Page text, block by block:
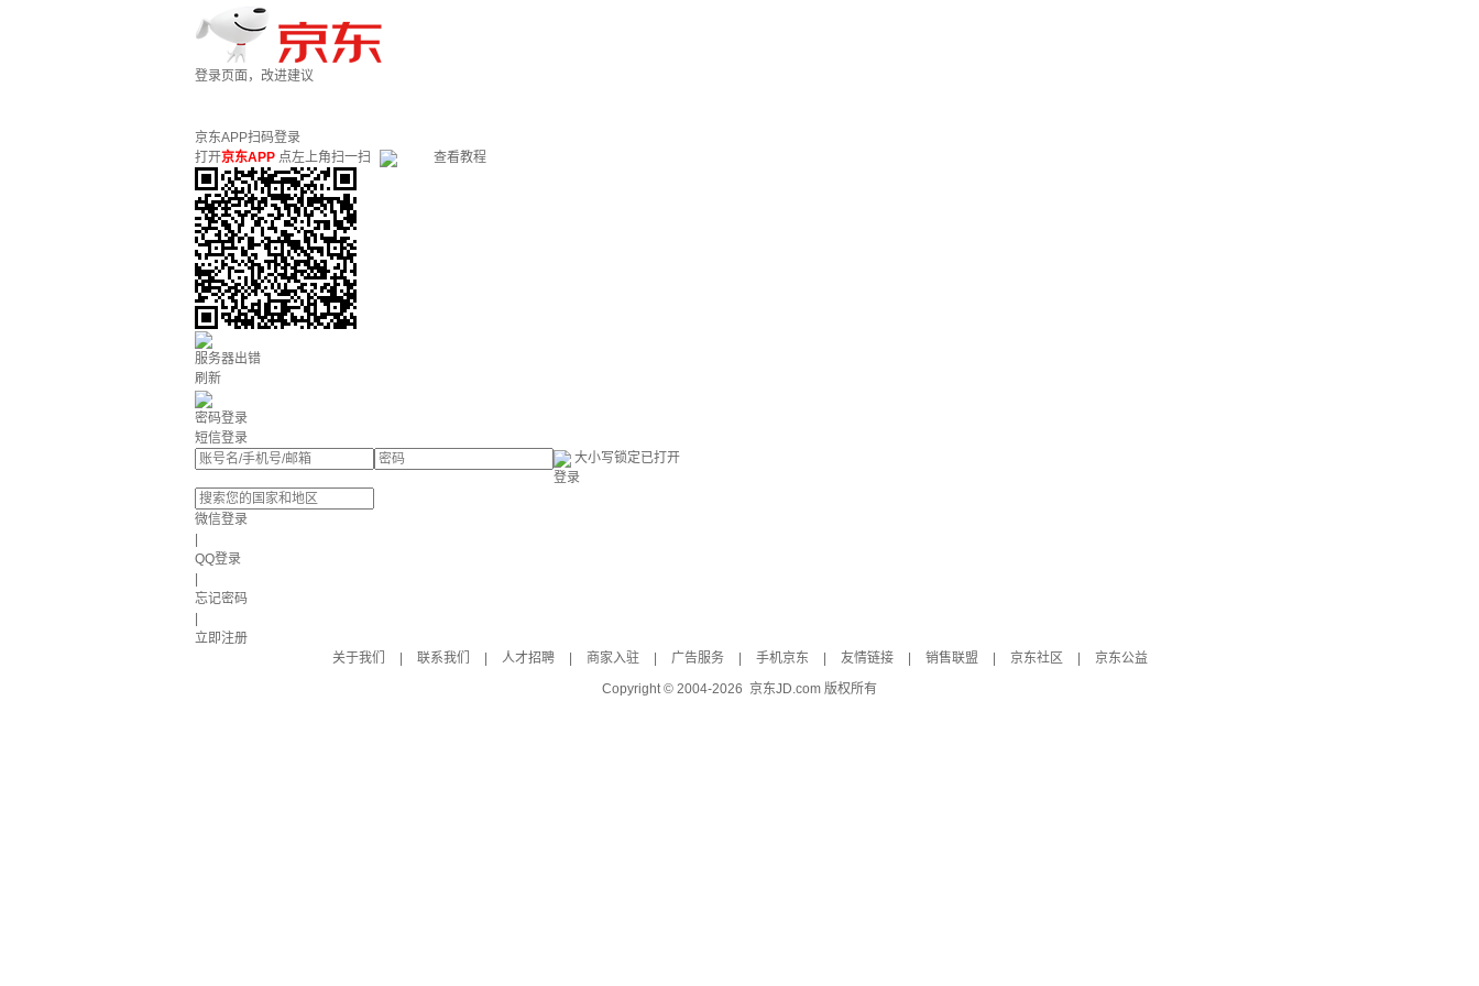
登录页面，改进建议
京东APP扫码登录
打开京东APP 点左上角扫一扫 查看教程
服务器出错
刷新
密码登录
短信登录
大小写锁定已打开
登录
微信登录
QQ登录
忘记密码
立即注册
关于我们
联系我们 人才招聘 商家入驻 广告服务 手机京东 友情链接 销售联盟 京东社区
京东公益
Copyright © 2004-2026 京东JD.com 版权所有